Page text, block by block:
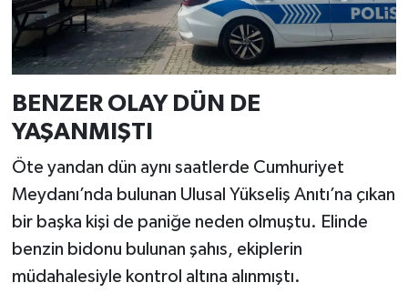
BENZER OLAY DÜN DE
YAŞANMIŞTI
Öte yandan dün aynı saatlerde Cumhuriyet
Meydanı’nda bulunan Ulusal Yükseliş Anıtı’na çıkan
bir başka kişi de paniğe neden olmuştu. Elinde
benzin bidonu bulunan şahıs, ekiplerin
müdahalesiyle kontrol altına alınmıştı.